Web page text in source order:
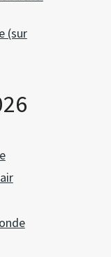
(sur